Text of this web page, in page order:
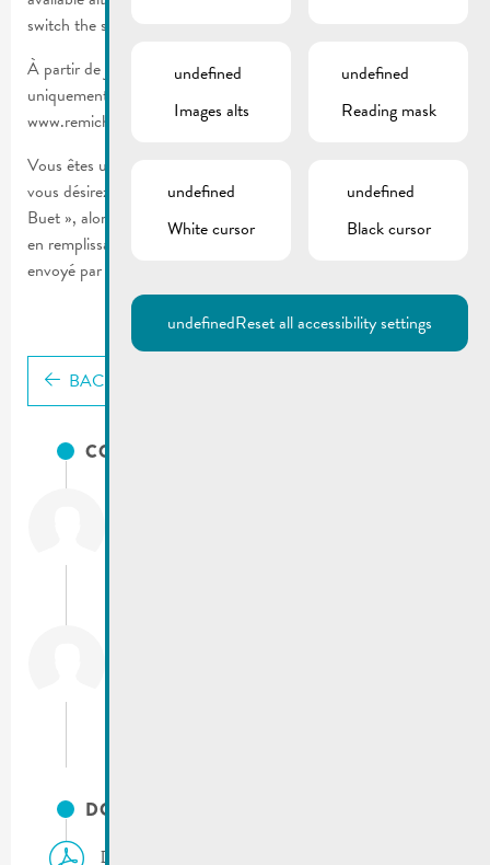
switch the site language to another available language.
À partir de janvier 2023, notre « Gemengebuet » est
uniquement disponible en ligne sur notre site web
www.remich.lu.
Vous êtes un habitant ou un commerce de la Ville de Remich et
vous désirez continuer à recevoir les versions imprimées du «
Buet », alors commandez-les par courriel à mato@remich. lu ou
en remplissant la carte de commande. L’imprimé vous sera
envoyé par voie postale.
BACK
CONTACTS
DOCUMENTS
De Buet | Distribution : carte d’inscription
undefined
Images alts
undefined
Reading mask
undefined
White cursor
undefined
Black cursor
undefinedReset all accessibility settings